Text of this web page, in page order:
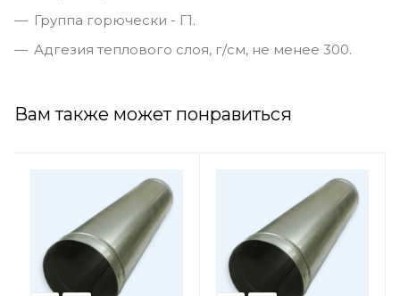
Группа горючески - Г1.
Адгезия теплового слоя, г/см, не менее 300.
Вам также может понравиться